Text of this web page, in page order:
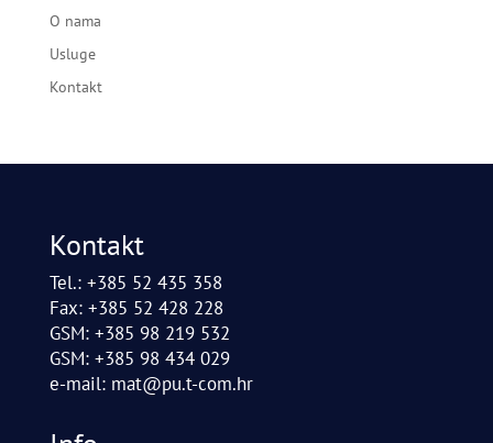
O nama
Usluge
Kontakt
Kontakt
Tel.: +385 52 435 358
Fax: +385 52 428 228
GSM: +385 98 219 532
GSM: +385 98 434 029
e-mail: mat@pu.t-com.hr